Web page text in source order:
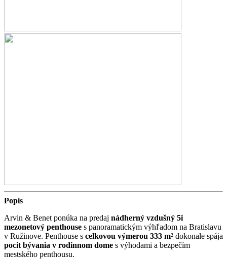
Popis
Arvin & Benet ponúka na predaj nádherný vzdušný 5i
mezonetový penthouse s panoramatickým výhľadom na Bratislavu
v Ružinove. Penthouse s celkovou výmerou 333 m² dokonale spája
pocit bývania v rodinnom dome s výhodami a bezpečím
mestského penthousu.